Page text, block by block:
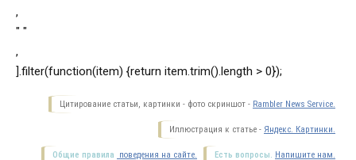
,
" "
,
].filter(function(item) {return item.trim().length > 0});
Цитирование статьи, картинки - фото скриншот - Rambler News Service.
Иллюстрация к статье - Яндекс. Картинки.
Есть вопросы. Напишите нам.
Общие правила поведения на сайте.